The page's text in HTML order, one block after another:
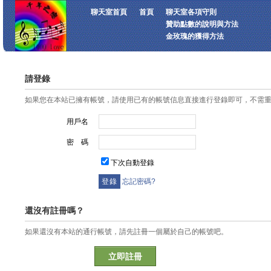
聊天室首頁 首頁
聊天室各項守則
贊助點數的說明與方法
金玫瑰的獲得方法
請登錄
如果您在本站已擁有帳號，請使用已有的帳號信息直接進行登錄即可，不需
用戶名
密 碼
下次自動登錄
忘記密碼?
還沒有註冊嗎？
如果還沒有本站的通行帳號，請先註冊一個屬於自己的帳號吧。
立即註冊